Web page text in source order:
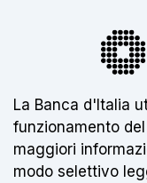
Il nuovo
per
Torna alla home
Informativa sui
La Banca d'Italia
funzionamento
maggiori
modo selettivo